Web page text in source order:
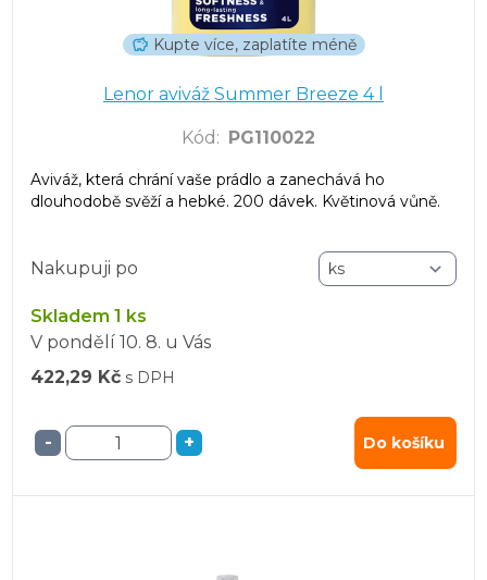
Kupte více, zaplatíte méně
Lenor aviváž Summer Breeze 4 l
Kód : PG110022
Aviváž, která chrání vaše prádlo a zanechává ho
dlouhodobě svěží a hebké. 200 dávek. Květinová vůně.
Nakupuji po
Skladem 1 ks
V pondělí 10. 8. u Vás
422,29 Kč s DPH
- + Do košíku